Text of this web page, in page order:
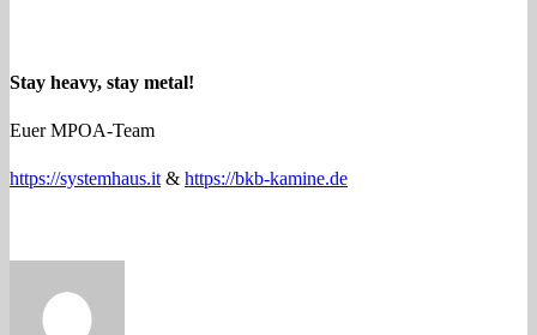
Stay heavy, stay metal!
Euer MPOA-Team
https://systemhaus.it & https://bkb-kamine.de